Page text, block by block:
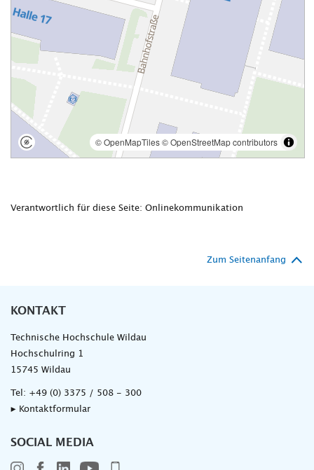
Verantwortlich für diese Seite: Onlinekommunikation
Zum Seitenanfang
KONTAKT
Technische Hochschule Wildau
Hochschulring 1
15745 Wildau
Tel: +49 (0) 3375 / 508 - 300
▸ Kontaktformular
SOCIAL MEDIA